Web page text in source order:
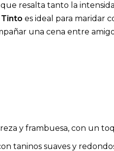
resalta tanto la
Tinto es ideal para maridar
una cena entre
y frambuesa, con un
taninos suaves y